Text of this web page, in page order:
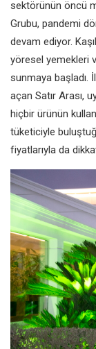
sektörünün öncü
Grubu, pandemi
devam ediyor.
yöresel yemekleri
sunmaya başladı.
açan Satır Arası,
hiçbir ürünün
tüketiciyle
fiyatlarıyla da